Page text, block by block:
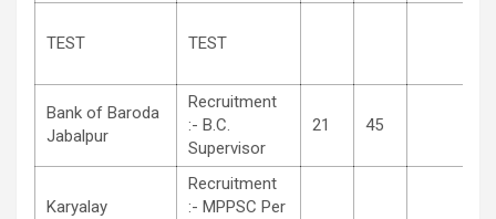
TEST TEST
Bank of Baroda
Jabalpur
Recruitment
:- B.C.
Supervisor
21 45
Karyalay
Recruitment
:- MPPSC Per